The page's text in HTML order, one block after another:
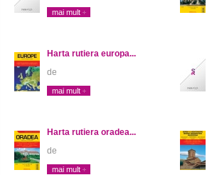
mai mult
Harta rutiera europa...
de
mai mult
Harta rutiera oradea...
de
mai mult